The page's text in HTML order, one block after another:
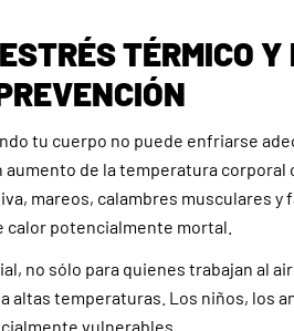
TÉRMICO Y
tu cuerpo no puede enfriarse
aumento de la temperatura
mareos, calambres musculares y
potencialmente mortal.
no sólo para quienes trabajan al
altas temperaturas. Los niños, los
vulnerables.